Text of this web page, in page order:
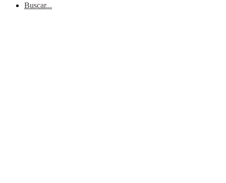
Buscar...